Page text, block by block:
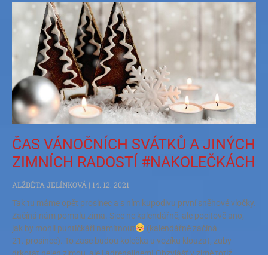
ČAS VÁNOČNÍCH SVÁTKŮ A JINÝCH
ZIMNÍCH RADOSTÍ #NAKOLEČKÁCH
ALŽBĚTA JELÍNKOVÁ
14. 12. 2021
Tak tu máme opět prosinec a s ním kupodivu první sněhové vločky.
Začíná nám pomalu zima. Sice ne kalendářně, ale pocitově ano,
jak by mohli puntičkáři namítnout
(kalendářně začíná
21. prosince). To zase budou kolečka u vozíku klouzat, zuby
drkotat nejen zimou, ale i adrenalinem! Obzvlášť v zimě totiž